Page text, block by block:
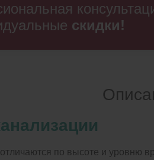
скидки!
по высоте и уровню